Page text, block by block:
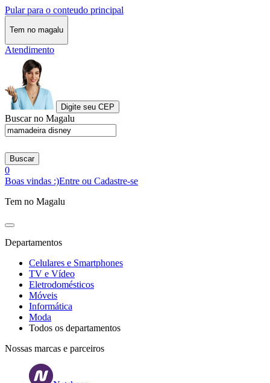
Pular para o conteudo principal
Tem no magalu
Atendimento
Digite seu CEP
Buscar no Magalu
Buscar
0
Boas vindas :)Entre ou Cadastre-se
Tem no Magalu
Departamentos
Celulares e Smartphones
TV e Vídeo
Eletrodomésticos
Móveis
Informática
Moda
Todos os departamentos
Nossas marcas e parceiros